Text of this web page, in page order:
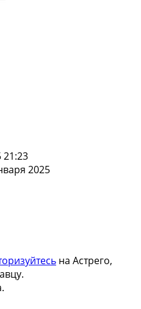
21:23
2025
на Астрего,